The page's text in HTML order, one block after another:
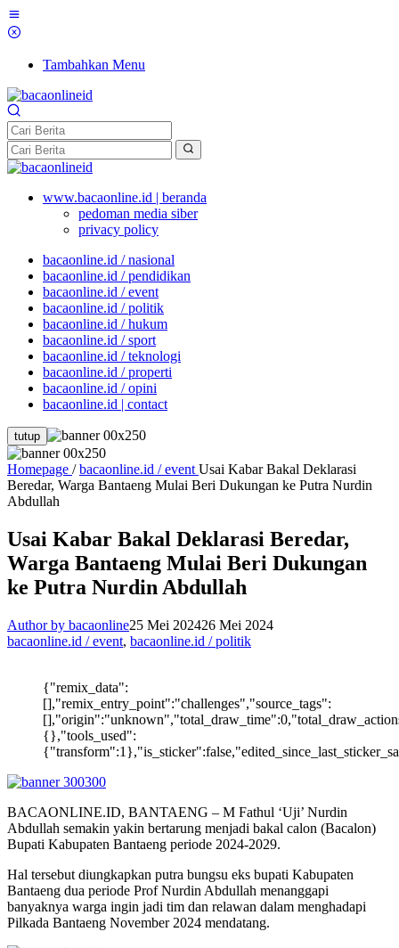
Tambahkan Menu
www.bacaonline.id | beranda
pedoman media siber
privacy policy
bacaonline.id / nasional
bacaonline.id / pendidikan
bacaonline.id / event
bacaonline.id / politik
bacaonline.id / hukum
bacaonline.id / sport
bacaonline.id / teknologi
bacaonline.id / properti
bacaonline.id / opini
bacaonline.id | contact
tutup
Homepage / bacaonline.id / event Usai Kabar Bakal Deklarasi
Beredar, Warga Bantaeng Mulai Beri Dukungan ke Putra Nurdin
Abdullah
Usai Kabar Bakal Deklarasi Beredar,
Warga Bantaeng Mulai Beri Dukungan
ke Putra Nurdin Abdullah
Author by bacaonline25 Mei 202426 Mei 2024
bacaonline.id / event, bacaonline.id / politik
{"remix_data":
[],"remix_entry_point":"challenges","source_tags":
{},"tools_used":
BACAONLINE.ID, BANTAENG – M Fathul ‘Uji’ Nurdin
Abdullah semakin yakin bertarung menjadi bakal calon (Bacalon)
Bupati Kabupaten Bantaeng periode 2024-2029.
Hal tersebut diungkapkan putra bungsu eks bupati Kabupaten
Bantaeng dua periode Prof Nurdin Abdullah menanggapi
banyaknya warga ingin jadi tim dan relawan dalam menghadapi
Pilkada Bantaeng November 2024 mendatang.